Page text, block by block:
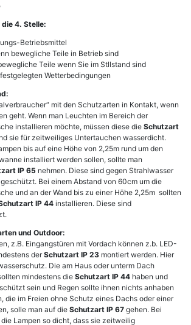
4. Stelle:
Betriebsmittel
bewegliche Teile in Betrieb sind
Teile wenn Sie im Stllstand sind
Wetterbedingungen
mit den Schutzarten in Kontakt, wenn
geht. Wenn man Leuchten im Bereich der
installieren möchte, müssen diese die Schutzart
sie für zeitweiliges Untertauchen wasserdicht.
bis auf eine Höhe von 2,25m rund um den
installiert werden sollen, sollte man
IP 65 nehmen. Diese sind gegen Strahlwasser
Bei einem Abstand von 60cm um die
und an der Wand bis zu einer Höhe 2,25m sollten
IP 44installieren. Diese sind
und Outdoor:
z.B. Eingangstüren mit Vordach können z.b. LED-
derSchutzart IP 23 montiert werden. Hier
Die am Haus oder unterm Dach
mindestens die Schutzart IP 44 haben und
sein und Regen sollte ihnen nichts anhaben
die im Freien ohne Schutz eines Dachs oder einer
solle man auf die Schutzart IP 67 gehen. Bei
Lampen so dicht, dass sie zeitweilig